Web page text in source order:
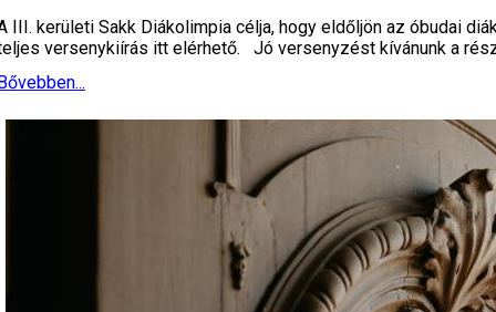
III. kerületi Sakk Diákolimpia célja, hogy eldőljön az óbudai
versenykiírás itt elérhető. Jó versenyzést kívánunk a